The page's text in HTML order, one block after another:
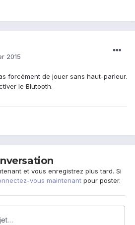
2015
forcément de jouer sans haut-parleur.
le Blutooth.
et vous enregistrez plus tard. Si
vous maintenant pour poster.